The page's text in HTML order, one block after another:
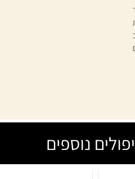
נוספים